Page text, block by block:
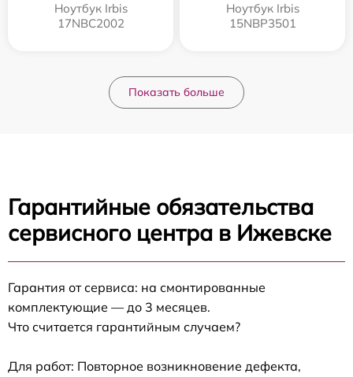
Ноутбук Irbis
17NBC2002
Ноутбук Irbis
15NBP3501
Показать больше
Гарантийные обязательства
сервисного центра в Ижевске
Гарантия от сервиса: на смонтированные
комплектующие — до 3 месяцев.
Что считается гарантийным случаем?
Для работ: Повторное возникновение дефекта,